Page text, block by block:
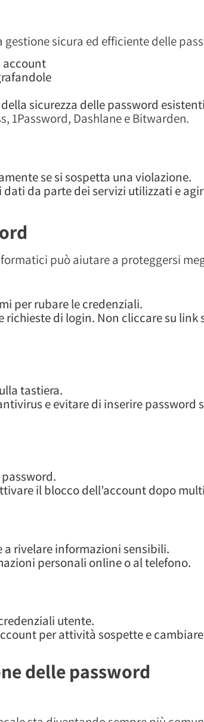
sicura ed efficiente delle
account
sicurezza delle password esistenti
1Password, Dashlane e Bitwarden.
se si sospetta una violazione.
da parte dei servizi utilizzati e
può aiutare a proteggersi
per rubare le credenziali.
richieste di login. Non cliccare su link
tastiera.
e evitare di inserire password
il blocco dell’account dopo
rivelare informazioni sensibili.
personali online o al telefono.
utente.
per attività sospette e
delle password